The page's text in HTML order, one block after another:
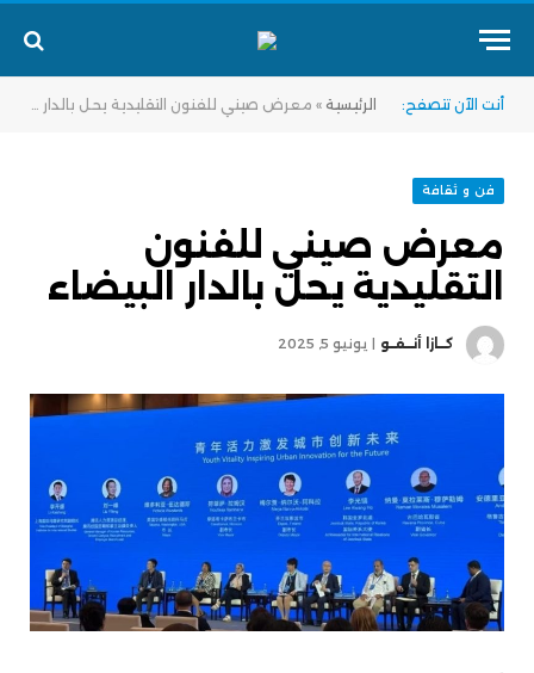
أنت الآن تتصفح: الرئيسية » معرض صيني للفنون التقليدية يحل بالدار البيضاء
فن و ثقافة
معرض صيني للفنون
التقليدية يحل بالدار البيضاء
كــازا أنــفــو يونيو 5, 2025